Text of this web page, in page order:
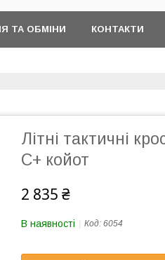
ТА ОБМІНИ КОНТАКТИ
Літні тактичні
С+ койот
2 835 ₴
В наявності Код: 6054